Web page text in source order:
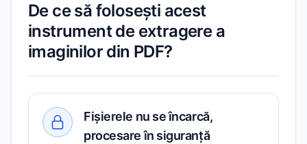
De ce să folosești acest
instrument de extragere a
imaginilor din PDF?
Fișierele nu se încarcă,
procesare în siguranță